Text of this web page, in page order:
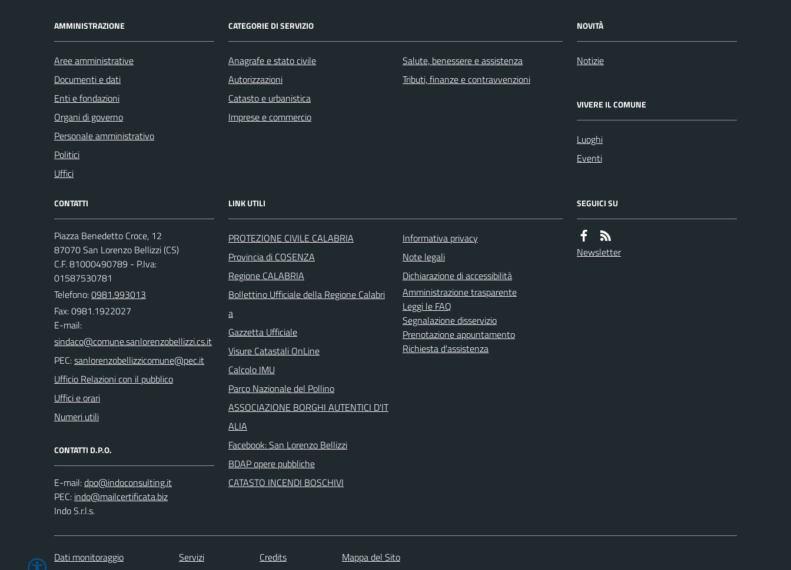
AMMINISTRAZIONE
Aree amministrative
Documenti e dati
Enti e fondazioni
Organi di governo
Personale amministrativo
Politici
Uffici
CATEGORIE DI SERVIZIO
Anagrafe e stato civile
Autorizzazioni
Catasto e urbanistica
Imprese e commercio
Salute, benessere e assistenza
Tributi, finanze e contravvenzioni
NOVITÀ
Notizie
VIVERE IL COMUNE
Luoghi
Eventi
CONTATTI
Piazza Benedetto Croce, 12
87070 San Lorenzo Bellizzi (CS)
C.F. 81000490789 - P.Iva:
01587530781
Telefono:0981.993013
Fax: 0981.1922027
E-mail:
PEC:
Ufficio Relazioni con il pubblico
Uffici e orari
Numeri utili
CONTATTI D.P.O.
E-mail:
PEC:
Indo S.r.l.s.
LINK UTILI
PROTEZIONE CIVILE CALABRIA
Provincia di COSENZA
Regione CALABRIA
Bollettino Ufficiale della Regione Calabri
a
Gazzetta Ufficiale
Visure Catastali OnLine
Calcolo IMU
Parco Nazionale del Pollino
ASSOCIAZIONE BORGHI AUTENTICI D'IT
ALIA
Facebook: San Lorenzo Bellizzi
BDAP opere pubbliche
CATASTO INCENDI BOSCHIVI
Informativa privacy
Note legali
Dichiarazione di accessibilità
Amministrazione trasparente
Leggi le FAQ
Segnalazione disservizio
Prenotazione appuntamento
Richiesta d'assistenza
SEGUICI SU
Newsletter
Dati monitoraggio Servizi Credits Mappa del Sito